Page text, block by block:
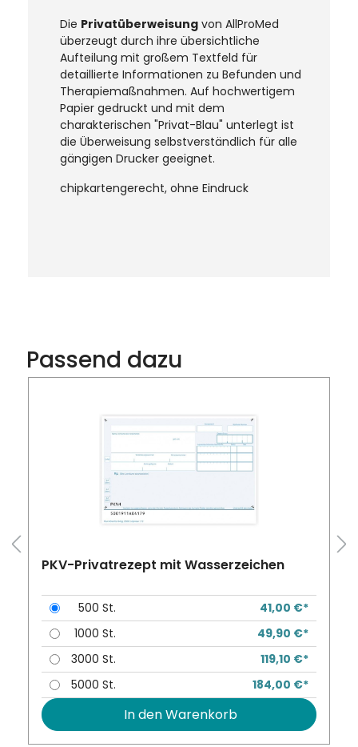
Die Privatüberweisung von AllProMed
überzeugt durch ihre übersichtliche
Aufteilung mit großem Textfeld für
detaillierte Informationen zu Befunden und
Therapiemaßnahmen. Auf hochwertigem
Papier gedruckt und mit dem
charakterischen "Privat-Blau" unterlegt ist
die Überweisung selbstverständlich für alle
gängigen Drucker geeignet.
chipkartengerecht, ohne Eindruck
Produktgalerie überspringen
Passend dazu
Wert ein oder benutze die
PKV-Privatrezept mit Wasserzeichen
500 St.
41,00 €*
1000 St.
49,90 €*
3000 St.
119,10 €*
5000 St.
184,00 €*
In den Warenkorb